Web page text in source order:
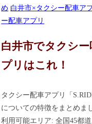
め 白井市×タクシー配車ア
ー配車アプリ
白井市でタクシ
プリはこれ！
タクシー配車アプリ「
についての特徴をまとめま
利用可能エリア: 全国45都